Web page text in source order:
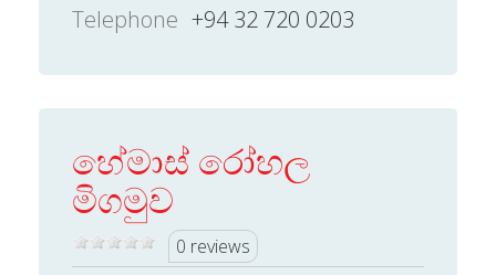
Telephone +94 32 720 0203
හේමාස් රෝහල
මිගමුව
0 reviews